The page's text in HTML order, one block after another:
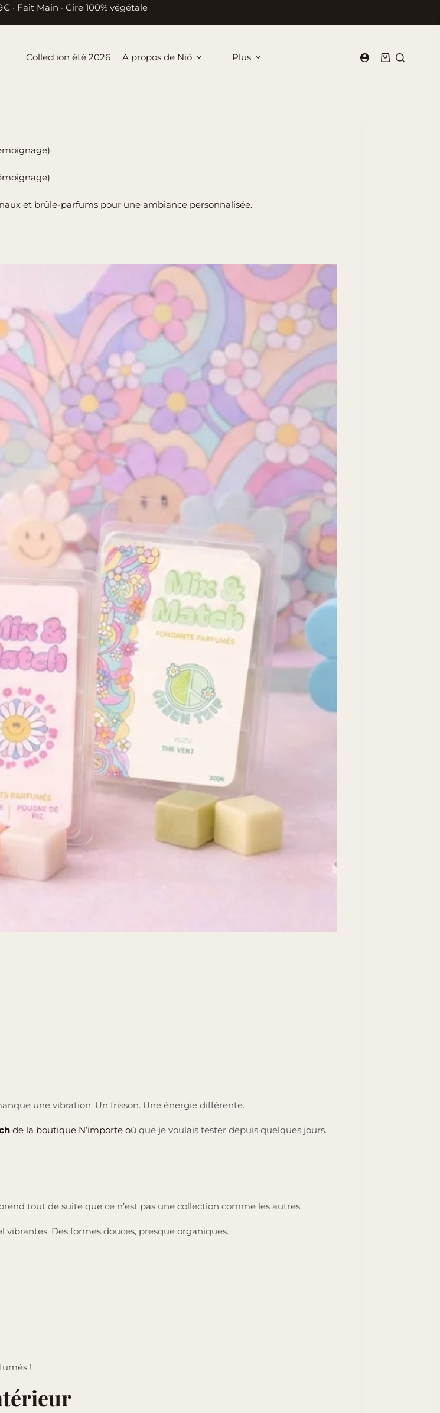
· Fait Main · Cire 100% végétale
Collection été 2026 A propos de Niõ Plus
Panier
et brûle-parfums pour une ambiance personnalisée.
une vibration. Un frisson. Une énergie différente.
de la boutique N’importe où que je voulais tester depuis quelques jours.
tout de suite que ce n’est pas une collection comme les autres.
vibrantes. Des formes douces, presque organiques.
!